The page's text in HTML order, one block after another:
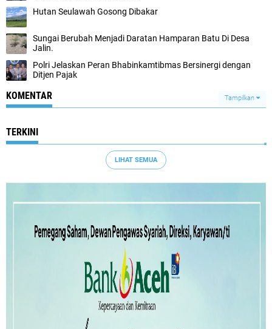
Hutan Seulawah Gosong Dibakar
Sungai Berubah Menjadi Daratan Hamparan Batu Di Desa
Jalin.
Polri Jelaskan Peran Bhabinkamtibmas Bersinergi dengan
Ditjen Pajak
KOMENTAR Tampilkan
TERKINI
LIHAT SEMUA